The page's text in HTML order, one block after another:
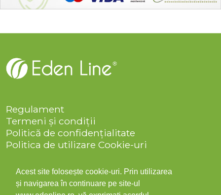
Acest site folosește cookie-uri. Prin utilizarea
și navigarea în continuare pe site-ul
Regulament
Termeni și condiții
Politică de confidențialitate
Politica de utilizare Cookie-uri
Solicitare date personale
ANPC
Contact